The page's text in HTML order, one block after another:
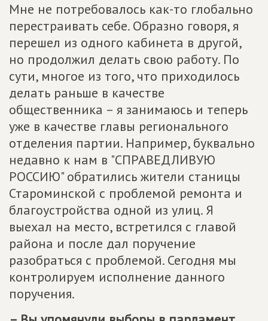
Мне не потребовалось как-то глобально
перестраивать себе. Образно говоря, я
перешел из одного кабинета в другой,
но продолжил делать свою работу. По
сути, многое из того, что приходилось
делать раньше в качестве
общественника – я занимаюсь и теперь
уже в качестве главы регионального
отделения партии. Например, буквально
недавно к нам в "СПРАВЕДЛИВУЮ
РОССИЮ" обратились жители станицы
Староминской с проблемой ремонта и
благоустройства одной из улиц. Я
выехал на место, встретился с главой
района и после дал поручение
разобраться с проблемой. Сегодня мы
контролируем исполнение данного
поручения.